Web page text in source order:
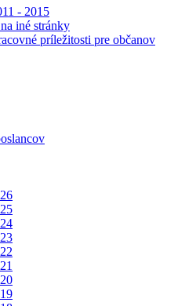
- 2015
iné stránky
príležitosti pre občanov